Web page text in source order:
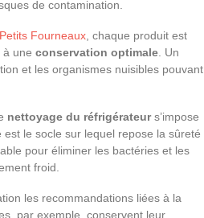
de contamination.
Fourneaux , chaque produit est
à une conservation optimale . Un
et les organismes nuisibles pouvant
nettoyage du réfrigérateurs’impose
le socle sur lequel repose la sûreté
pour éliminer les bactéries et les
froid.
les recommandations liées à la
par exemple, conservent leur